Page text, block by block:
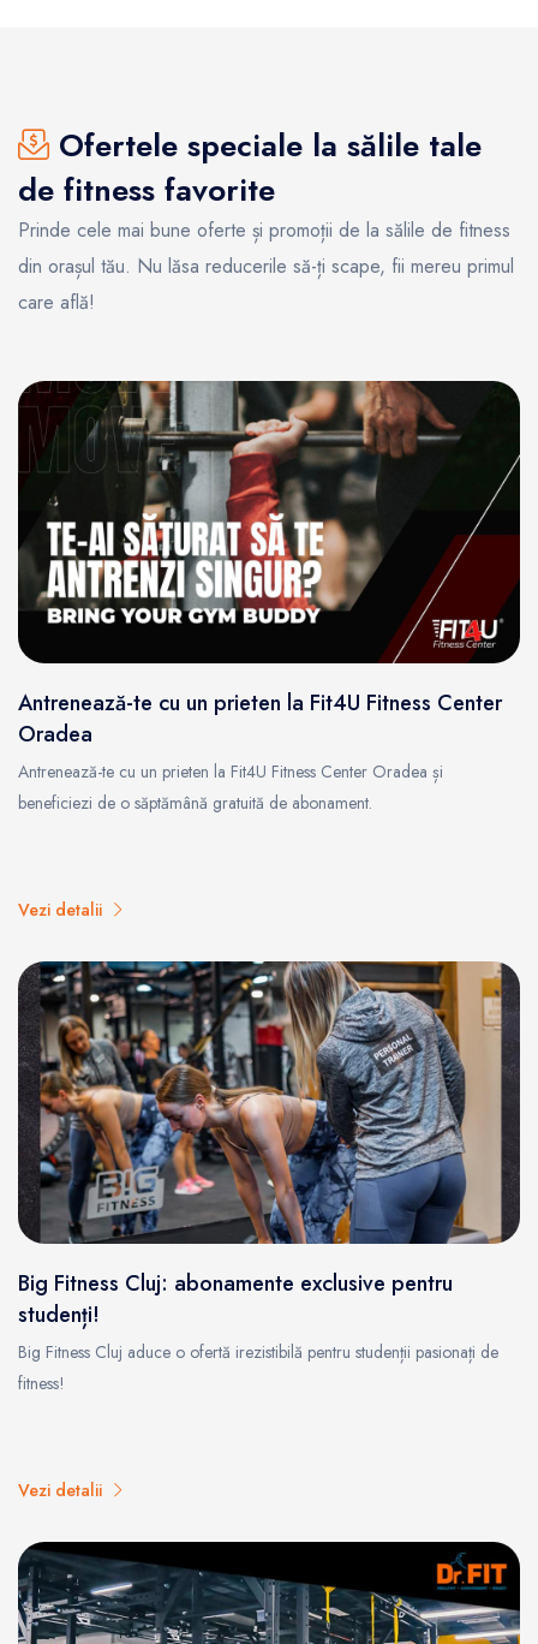
Ofertele speciale la sălile tale
de fitness favorite
Prinde cele mai bune oferte și promoții de la sălile de fitness
din orașul tău. Nu lăsa reducerile să-ți scape, fii mereu primul
care află!
Antrenează-te cu un prieten la Fit4U Fitness Center
Oradea
Antrenează-te cu un prieten la Fit4U Fitness Center Oradea și
beneficiezi de o săptămână gratuită de abonament.
Vezi detalii
Big Fitness Cluj: abonamente exclusive pentru
studenți!
Big Fitness Cluj aduce o ofertă irezistibilă pentru studenții pasionați de
fitness!
Vezi detalii